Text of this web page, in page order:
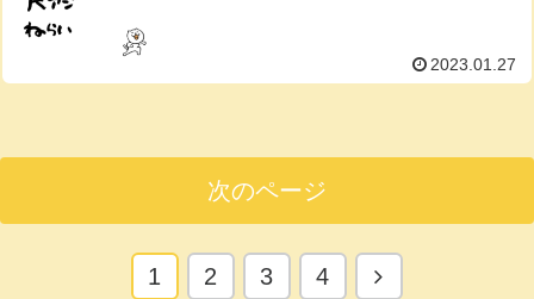
2023.01.27
次のページ
1 2 3 4
次